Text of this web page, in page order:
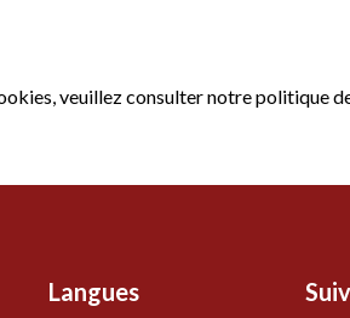
veuillez consulter notrepolitique
Langues